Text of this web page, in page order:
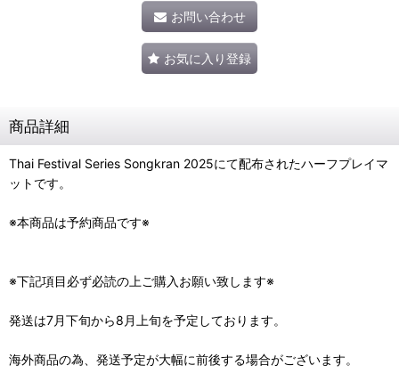
お問い合わせ
お気に入り登録
商品詳細
Thai Festival Series Songkran 2025にて配布されたハーフプレイマ
ットです。
※本商品は予約商品です※
※下記項目必ず必読の上ご購入お願い致します※
発送は7月下旬から8月上旬を予定しております。
海外商品の為、発送予定が大幅に前後する場合がございます。